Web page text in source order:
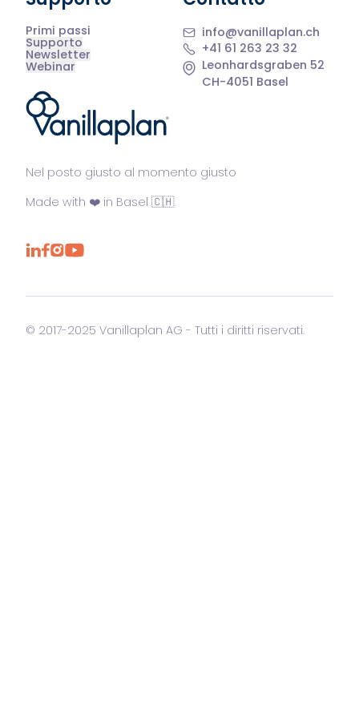
®
Nel posto giusto al momento giusto
Made with ❤️ in Basel 🇨🇭
Primi passi
Supporto
Newsletter
Webinar
info@vanillaplan.ch
+41 61 263 23 32
Leonhardsgraben 52
CH-4051 Basel
© 2017-2025 Vanillaplan AG - Tutti i diritti riservati.